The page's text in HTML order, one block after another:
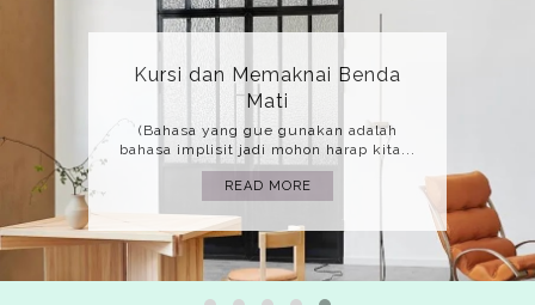
Kursi dan Memaknai Benda
Mati
(Bahasa yang gue gunakan adalah
bahasa implisit jadi mohon harap kita...
READ MORE